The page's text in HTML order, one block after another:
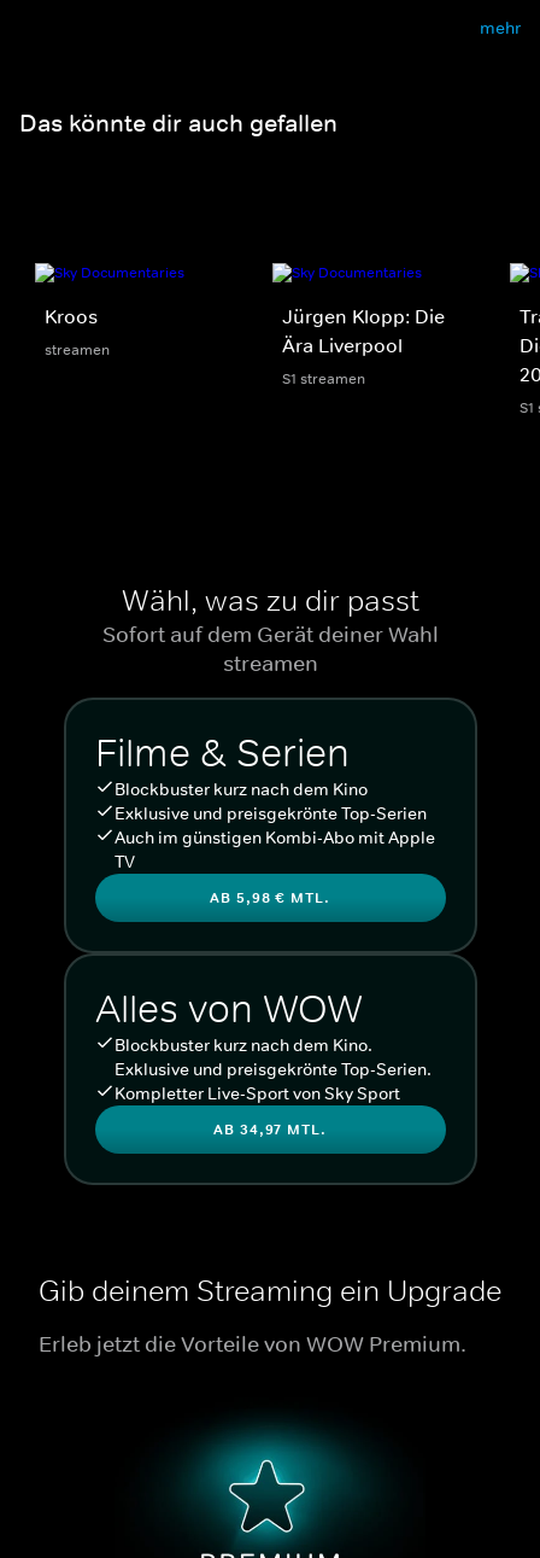
mehr
Das könnte dir auch gefallen
Kroos
streamen
Jürgen Klopp: Die
Ära Liverpool
S1 streamen
Wähl, was zu dir passt
Sofort auf dem Gerät deiner Wahl
streamen
Filme & Serien
Blockbuster kurz nach dem Kino
Exklusive und preisgekrönte Top-Serien
Auch im günstigen Kombi-Abo mit Apple
TV
AB 5,98 € MTL.
Alles von WOW
Blockbuster kurz nach dem Kino.
Exklusive und preisgekrönte Top-Serien.
Kompletter Live-Sport von Sky Sport
AB 34,97 MTL.
Gib deinem Streaming ein Upgrade
Erleb jetzt die Vorteile von WOW Premium.